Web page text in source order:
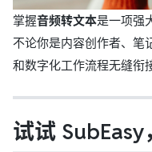
掌握音频转文本是一项强
不论你是内容创作者、笔
和数字化工作流程无缝衔
试试